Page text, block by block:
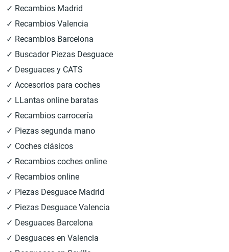
✓ Recambios Madrid
✓ Recambios Valencia
✓ Recambios Barcelona
✓ Buscador Piezas Desguace
✓ Desguaces y CATS
✓ Accesorios para coches
✓ LLantas online baratas
✓ Recambios carrocería
✓ Piezas segunda mano
✓ Coches clásicos
✓ Recambios coches online
✓ Recambios online
✓ Piezas Desguace Madrid
✓ Piezas Desguace Valencia
✓ Desguaces Barcelona
✓ Desguaces en Valencia